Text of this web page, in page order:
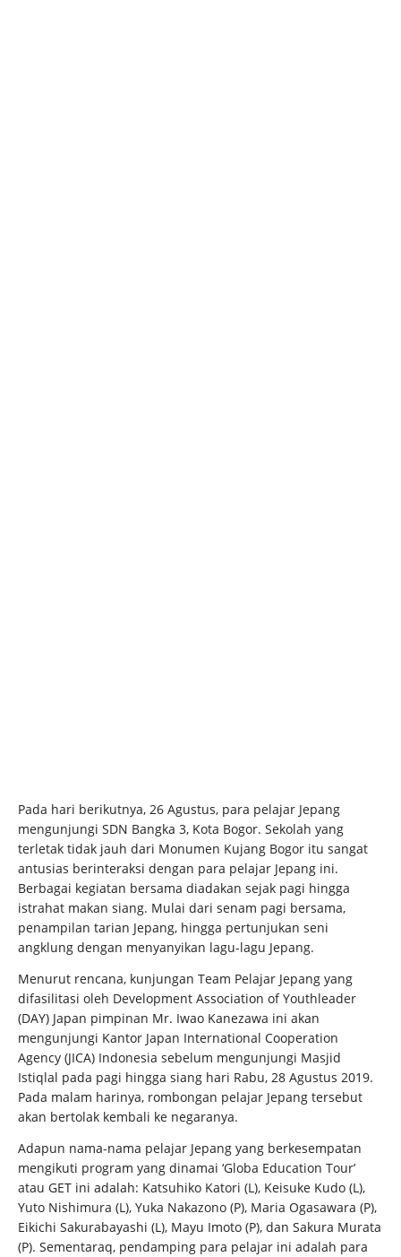
Pada hari berikutnya, 26 Agustus, para pelajar Jepang
mengunjungi SDN Bangka 3, Kota Bogor. Sekolah yang
terletak tidak jauh dari Monumen Kujang Bogor itu sangat
antusias berinteraksi dengan para pelajar Jepang ini.
Berbagai kegiatan bersama diadakan sejak pagi hingga
istrahat makan siang. Mulai dari senam pagi bersama,
penampilan tarian Jepang, hingga pertunjukan seni
angklung dengan menyanyikan lagu-lagu Jepang.
Menurut rencana, kunjungan Team Pelajar Jepang yang
difasilitasi oleh Development Association of Youthleader
(DAY) Japan pimpinan Mr. Iwao Kanezawa ini akan
mengunjungi Kantor Japan International Cooperation
Agency (JICA) Indonesia sebelum mengunjungi Masjid
Istiqlal pada pagi hingga siang hari Rabu, 28 Agustus 2019.
Pada malam harinya, rombongan pelajar Jepang tersebut
akan bertolak kembali ke negaranya.
Adapun nama-nama pelajar Jepang yang berkesempatan
mengikuti program yang dinamai ‘Globa Education Tour’
atau GET ini adalah: Katsuhiko Katori (L), Keisuke Kudo (L),
Yuto Nishimura (L), Yuka Nakazono (P), Maria Ogasawara (P),
Eikichi Sakurabayashi (L), Mayu Imoto (P), dan Sakura Murata
(P). Sementaraq, pendamping para pelajar ini adalah para